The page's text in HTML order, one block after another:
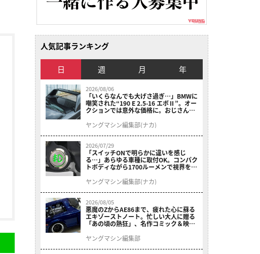
人気記事ランキング
日 週 月 年
2026/08/06
「いくらなんでも大げさ過ぎ…」BMWに
嘲笑された“190 E 2.5-16 エボⅡ”。オー
クションでは意外な価格に。おじさん達
ヤングマシン編集部(ナカ)
2026/07/29
「スイッチONで明らかに違いを感じ
る…」あらゆる車種に取付OK。コンパク
トボディながら1700ルーメンで視界を確
ニット プレシャスレイ スモール］
ヤングマシン編集部(ナカ)
2026/08/05
悪魔のZからAE86まで、疲れた心に蘇る
エキゾーストノート。忙しい大人に贈る
「あの頃の熱狂」、名作コミック＆映画
結！
ヤングマシン編集部